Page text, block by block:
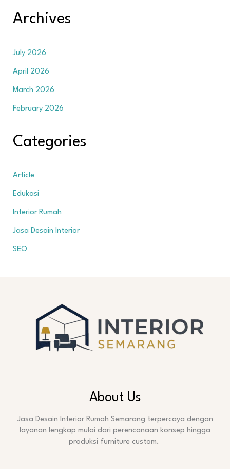
Archives
July 2026
April 2026
March 2026
February 2026
Categories
Article
Edukasi
Interior Rumah
Jasa Desain Interior
SEO
About Us
Jasa Desain Interior Rumah Semarang terpercaya dengan
layanan lengkap mulai dari perencanaan konsep hingga
produksi furniture custom.